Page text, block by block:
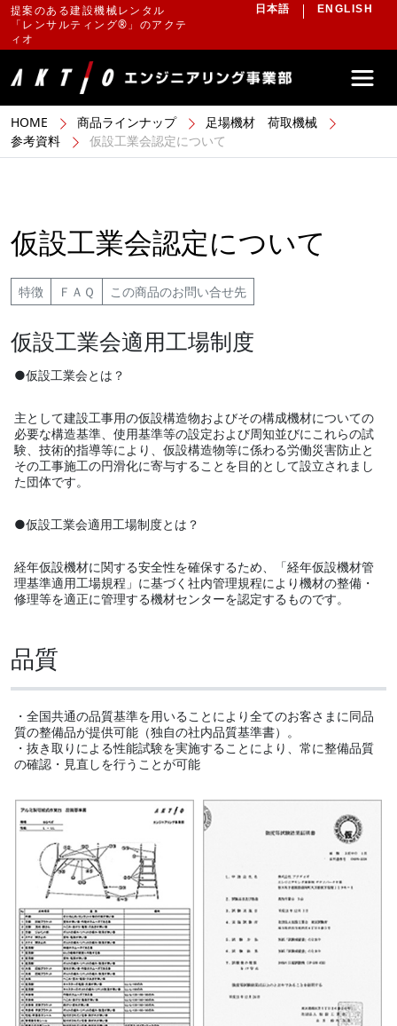
提案のある建設機械レンタル
「レンサルティング®」のアクテ
ィオ
日本語 ENGLISH
HOME 商品ラインナップ
足場機材 荷取機械
参考資料
仮設工業会認定について
仮設工業会認定について
特徴 ＦＡＱ この商品のお問い合せ先
仮設工業会適用工場制度
●仮設工業会とは？
主として建設工事用の仮設構造物およびその構成機材についての
必要な構造基準、使用基準等の設定および周知並びにこれらの試
験、技術的指導等により、仮設構造物等に係わる労働災害防止と
その工事施工の円滑化に寄与することを目的として設立されまし
た団体です。
●仮設工業会適用工場制度とは？
経年仮設機材に関する安全性を確保するため、「経年仮設機材管
理基準適用工場規程」に基づく社内管理規程により機材の整備・
修理等を適正に管理する機材センターを認定するものです。
品質
・全国共通の品質基準を用いることにより全てのお客さまに同品
質の整備品が提供可能（独自の社内品質基準書）。
・抜き取りによる性能試験を実施することにより、常に整備品質
の確認・見直しを行うことが可能